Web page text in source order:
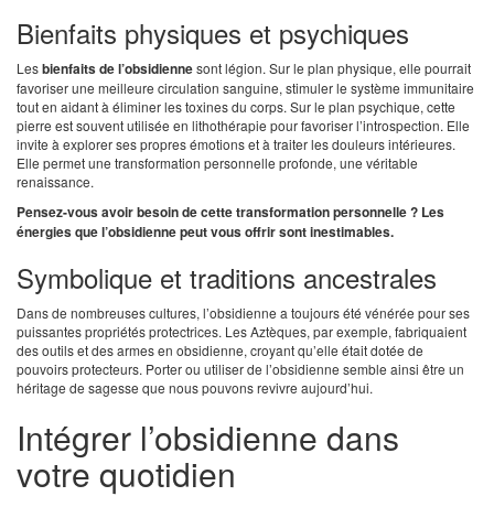
Bienfaits physiques et psychiques
Lesbienfaits de l’obsidiennesont légion. Sur le plan physique, elle pourrait
favoriser une meilleure circulation sanguine, stimuler le système immunitaire
tout en aidant à éliminer les toxines du corps. Sur le plan psychique, cette
pierre est souvent utilisée en lithothérapie pour favoriser l’introspection. Elle
invite à explorer ses propres émotions et à traiter les douleurs intérieures.
Elle permet une transformation personnelle profonde, une véritable
renaissance.
Pensez-vous avoir besoin de cette transformation personnelle ? Les
énergies que l’obsidienne peut vous offrir sont inestimables.
Symbolique et traditions ancestrales
Dans de nombreuses cultures, l’obsidienne a toujours été vénérée pour ses
puissantes propriétés protectrices. Les Aztèques, par exemple, fabriquaient
des outils et des armes en obsidienne, croyant qu’elle était dotée de
pouvoirs protecteurs. Porter ou utiliser de l’obsidienne semble ainsi être un
héritage de sagesse que nous pouvons revivre aujourd’hui.
Intégrer l’obsidienne dans
votre quotidien